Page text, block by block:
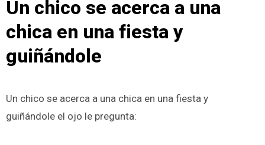
Un chico se acerca a una
chica en una fiesta y
guiñándole
Un chico se acerca a una chica en una fiesta y
guiñándole el ojo le pregunta: